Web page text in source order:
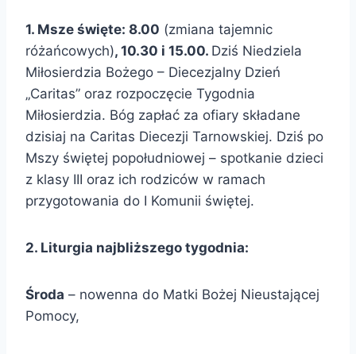
1. Msze święte: 8.00 (zmiana tajemnic
różańcowych), 10.30 i 15.00. Dziś Niedziela
Miłosierdzia Bożego – Diecezjalny Dzień
„Caritas” oraz rozpoczęcie Tygodnia
Miłosierdzia. Bóg zapłać za ofiary składane
dzisiaj na Caritas Diecezji Tarnowskiej. Dziś po
Mszy świętej popołudniowej – spotkanie dzieci
z klasy III oraz ich rodziców w ramach
przygotowania do I Komunii świętej.
2. Liturgia najbliższego tygodnia:
Środa – nowenna do Matki Bożej Nieustającej
Pomocy,